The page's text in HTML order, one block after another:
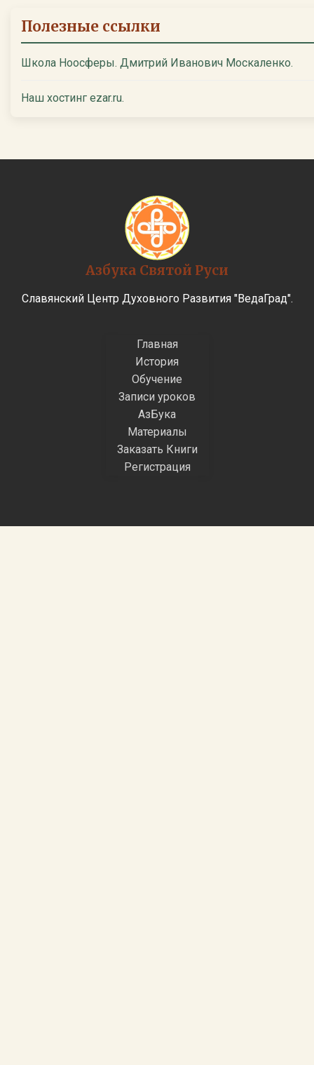
Полезные ссылки
Школа Ноосферы. Дмитрий Иванович Москаленко.
Наш хостинг ezar.ru.
Азбука Святой Руси
Славянский Центр Духовного Развития "ВедаГрад".
Главная
История
Обучение
Записи уроков
АзБука
Материалы
Заказать Книги
Регистрация